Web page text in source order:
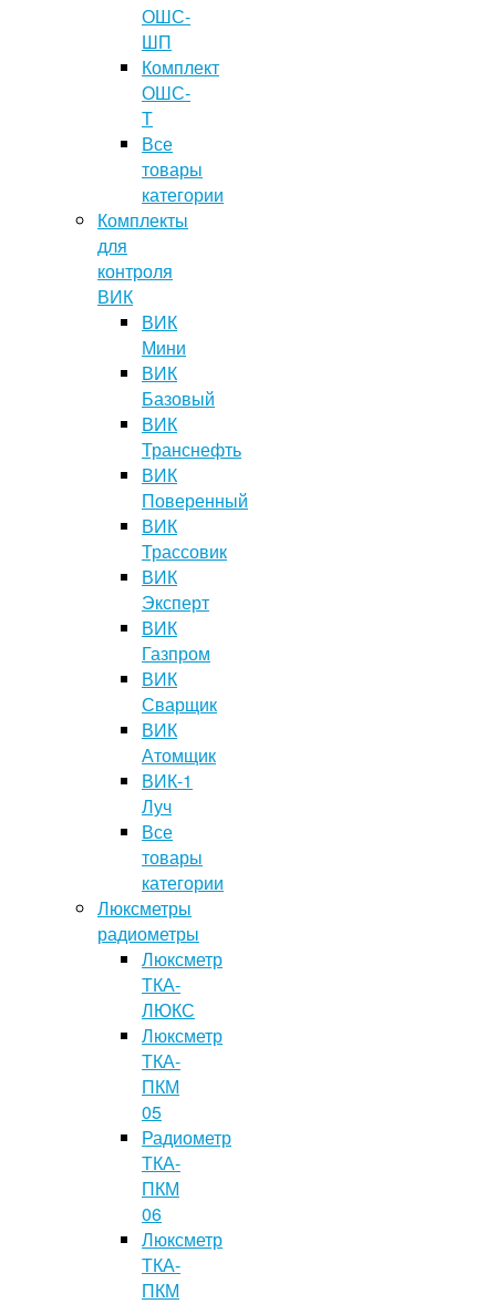
ОШС-
ШП
Комплект
ОШС-
Т
Все
товары
категории
Комплекты
для
контроля
ВИК
ВИК
Мини
ВИК
Базовый
ВИК
Транснефть
ВИК
Поверенный
ВИК
Трассовик
ВИК
Эксперт
ВИК
Газпром
ВИК
Сварщик
ВИК
Атомщик
ВИК-1
Луч
Все
товары
категории
Люксметры
радиометры
Люксметр
ТКА-
ЛЮКС
Люксметр
ТКА-
ПКМ
05
Радиометр
ТКА-
ПКМ
06
Люксметр
ТКА-
ПКМ